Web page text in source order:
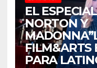
EL
NORTON Y
FILM&ARTS
PARA